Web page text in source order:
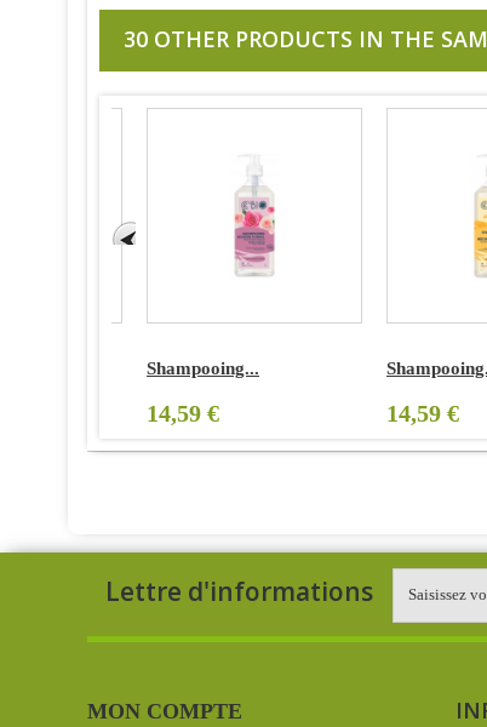
30 OTHER PRODUCTS IN THE
Shampooing...
14,59 €
Shampooing...
14,59 €
Lettre d'informations
MON COMPTE